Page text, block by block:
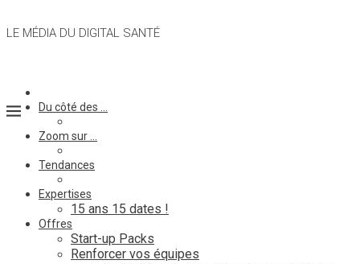
LE MÉDIA DU DIGITAL SANTÉ
Du côté des …
Zoom sur …
Tendances
Expertises
15 ans 15 dates !
Offres
Start-up Packs
Renforcer vos équipes